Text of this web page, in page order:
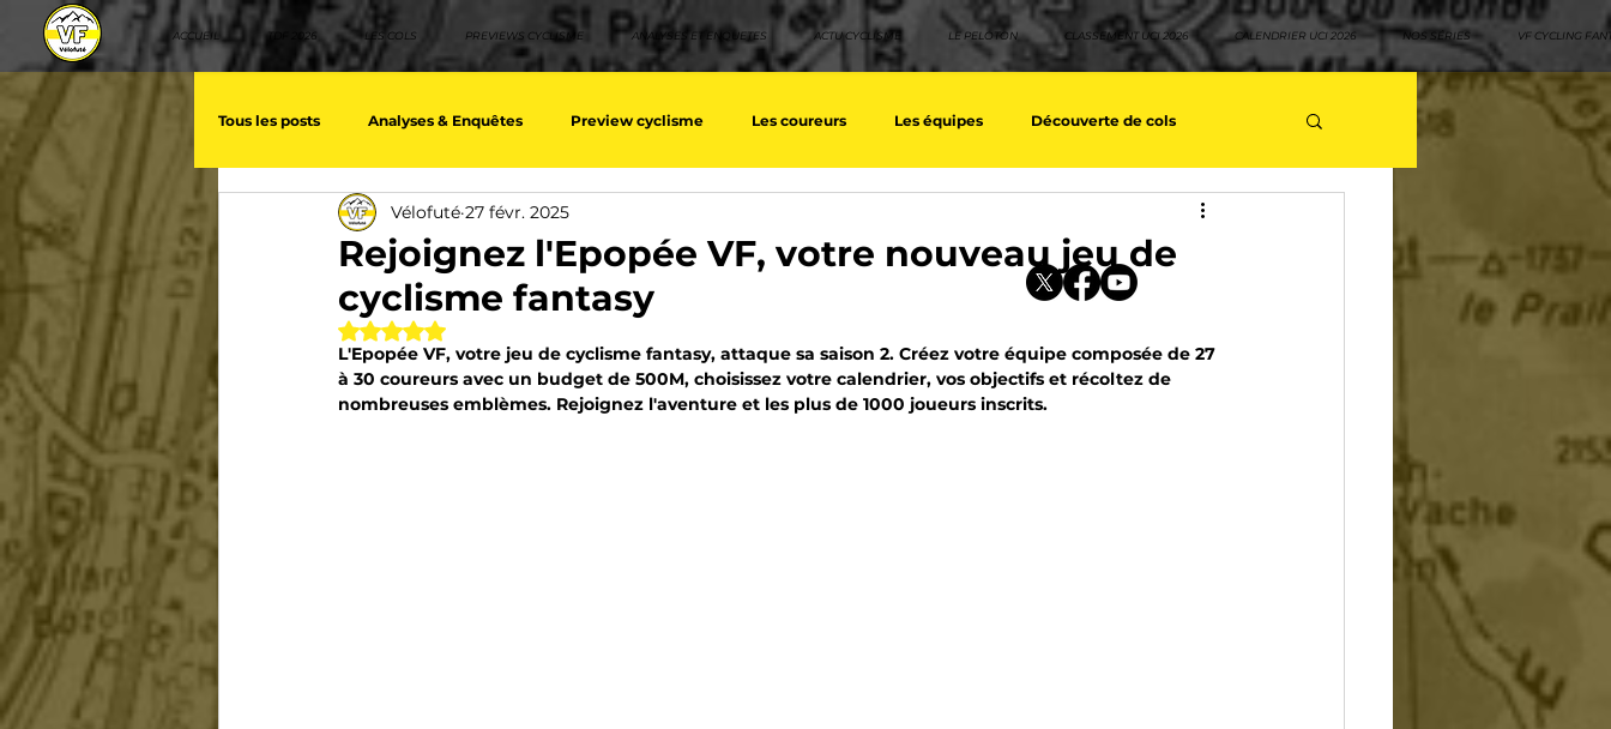
ACCUEIL TDF 2026 LES COLS PREVIEWS CYCLISME ANALYSES ET ENQUETES ACTU CYCLISME LE PELOTON CLASSEMENT UCI 2026 CALENDRIER UCI 2026 NOS SÉRIES VF CYCLING
Tous les posts Analyses & Enquêtes Preview cyclisme Les coureurs Les équipes Découverte de cols
Les voix du cyclisme Géopolitique Nos séries - Coureurs sans GT
Nos séries - Baroudeurs Meilleurs équipes
Giro d'Italia TDF La vuelta / Tour d'Espagne Rétro Quizz EpopeeVF Actu cyclisme
Rejoignez l'Epopée VF, votre nouveau jeu de
cyclisme fantasy
Vélofuté 27 févr. 2025
Noté NaN étoiles sur 5.
L'Epopée VF, votre jeu de cyclisme fantasy, attaque sa saison 2. Créez votre équipe composée de 27
à 30 coureurs avec un budget de 500M, choisissez votre calendrier, vos objectifs et récoltez de
nombreuses emblèmes. Rejoignez l'aventure et les plus de 1000 joueurs inscrits.